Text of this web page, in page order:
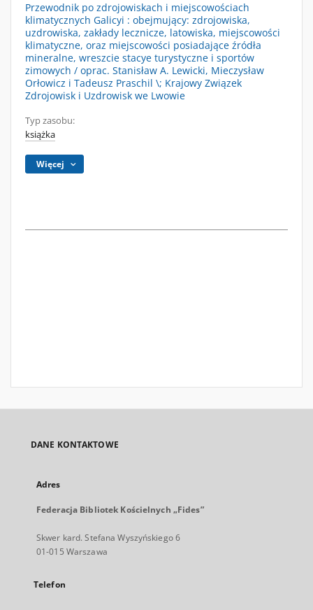
Przewodnik po zdrojowiskach i miejscowościach
klimatycznych Galicyi : obejmujący: zdrojowiska,
uzdrowiska, zakłady lecznicze, latowiska, miejscowości
klimatyczne, oraz miejscowości posiadające źródła
mineralne, wreszcie stacye turystyczne i sportów
zimowych / oprac. Stanisław A. Lewicki, Mieczysław
Orłowicz i Tadeusz Praschil \; Krajowy Związek
Zdrojowisk i Uzdrowisk we Lwowie
Typ zasobu:
książka
Więcej
DANE KONTAKTOWE
Adres
Federacja Bibliotek Kościelnych „Fides”
Skwer kard. Stefana Wyszyńskiego 6
01-015 Warszawa
Telefon